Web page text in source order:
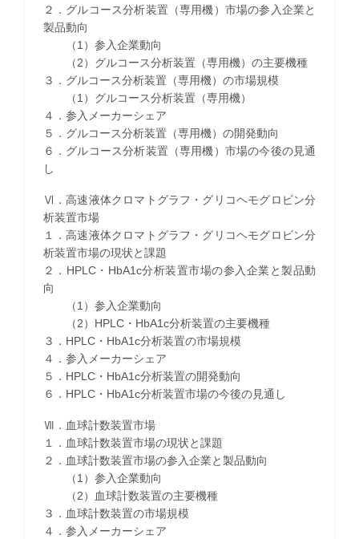
２．グルコース分析装置（専用機）市場の参入企業と
製品動向
（1）参入企業動向
（2）グルコース分析装置（専用機）の主要機種
３．グルコース分析装置（専用機）の市場規模
（1）グルコース分析装置（専用機）
４．参入メーカーシェア
５．グルコース分析装置（専用機）の開発動向
６．グルコース分析装置（専用機）市場の今後の見通
し
Ⅵ．高速液体クロマトグラフ・グリコヘモグロビン分
析装置市場
１．高速液体クロマトグラフ・グリコヘモグロビン分
析装置市場の現状と課題
２．HPLC・HbA1c分析装置市場の参入企業と製品動
向
（1）参入企業動向
（2）HPLC・HbA1c分析装置の主要機種
３．HPLC・HbA1c分析装置の市場規模
４．参入メーカーシェア
５．HPLC・HbA1c分析装置の開発動向
６．HPLC・HbA1c分析装置市場の今後の見通し
Ⅶ．血球計数装置市場
１．血球計数装置市場の現状と課題
２．血球計数装置市場の参入企業と製品動向
（1）参入企業動向
（2）血球計数装置の主要機種
３．血球計数装置の市場規模
４．参入メーカーシェア